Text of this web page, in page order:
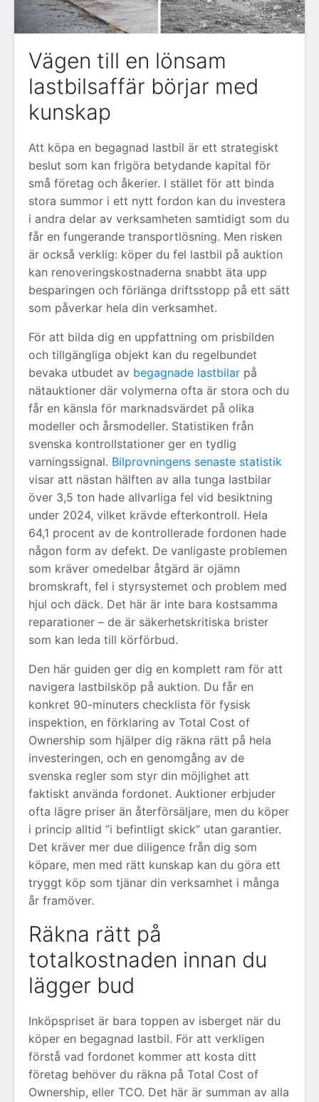
Vägen till en lönsam
lastbilsaffär börjar med
kunskap
Att köpa en begagnad lastbil är ett strategiskt
beslut som kan frigöra betydande kapital för
små företag och åkerier. I stället för att binda
stora summor i ett nytt fordon kan du investera
i andra delar av verksamheten samtidigt som du
får en fungerande transportlösning. Men risken
är också verklig: köper du fel lastbil på auktion
kan renoveringskostnaderna snabbt äta upp
besparingen och förlänga driftsstopp på ett sätt
som påverkar hela din verksamhet.
För att bilda dig en uppfattning om prisbilden
och tillgängliga objekt kan du regelbundet
bevaka utbudet av begagnade lastbilar på
nätauktioner där volymerna ofta är stora och du
får en känsla för marknadsvärdet på olika
modeller och årsmodeller. Statistiken från
svenska kontrollstationer ger en tydlig
varningssignal. Bilprovningens senaste statistik
visar att nästan hälften av alla tunga lastbilar
över 3,5 ton hade allvarliga fel vid besiktning
under 2024, vilket krävde efterkontroll. Hela
64,1 procent av de kontrollerade fordonen hade
någon form av defekt. De vanligaste problemen
som kräver omedelbar åtgärd är ojämn
bromskraft, fel i styrsystemet och problem med
hjul och däck. Det här är inte bara kostsamma
reparationer – de är säkerhetskritiska brister
som kan leda till körförbud.
Den här guiden ger dig en komplett ram för att
navigera lastbilsköp på auktion. Du får en
konkret 90-minuters checklista för fysisk
inspektion, en förklaring av Total Cost of
Ownership som hjälper dig räkna rätt på hela
investeringen, och en genomgång av de
svenska regler som styr din möjlighet att
faktiskt använda fordonet. Auktioner erbjuder
ofta lägre priser än återförsäljare, men du köper
i princip alltid ”i befintligt skick” utan garantier.
Det kräver mer due diligence från dig som
köpare, men med rätt kunskap kan du göra ett
tryggt köp som tjänar din verksamhet i många
år framöver.
Räkna rätt på
totalkostnaden innan du
lägger bud
Inköpspriset är bara toppen av isberget när du
köper en begagnad lastbil. För att verkligen
förstå vad fordonet kommer att kosta ditt
företag behöver du räkna på Total Cost of
Ownership, eller TCO. Det här är summan av alla